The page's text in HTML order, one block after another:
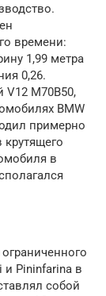
времени:
1,99 метра
0,26.
M70B50,
BMW
примерно
в
Pininfarina в
собой